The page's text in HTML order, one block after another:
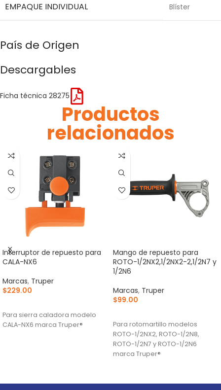
EMPAQUE INDIVIDUAL Blíster
País de Origen
Descargables
Ficha técnica 28275
Productos
relacionados
Interruptor de repuesto para
CALA-NX6
Marcas, Truper
$229.00
Para sierra caladora modelo
CALA-NX6 marca Truper®
Mango de repuesto para
ROTO-1/2NX2,1/2NX2-2,1/2N7 y
1/2N6
Marcas, Truper
$99.00
Para rotomartillo modelos
ROTO-1/2NX2, ROTO-1/2N8,
ROTO-1/2N7 y ROTO-1/2N6
marca Truper®